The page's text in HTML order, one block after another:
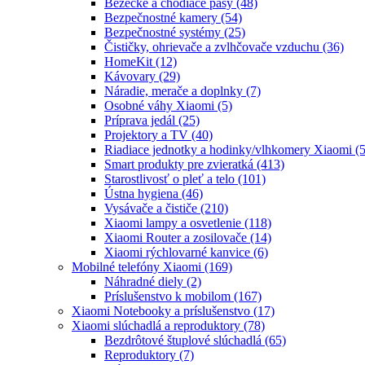
Bežecké a chodiace pásy (48)
Bezpečnostné kamery (54)
Bezpečnostné systémy (25)
Čističky, ohrievače a zvlhčovače vzduchu (36)
HomeKit (12)
Kávovary (29)
Náradie, merače a doplnky (7)
Osobné váhy Xiaomi (5)
Príprava jedál (25)
Projektory a TV (40)
Riadiace jednotky a hodinky/vlhkomery Xiaomi
Smart produkty pre zvieratká (413)
Starostlivosť o pleť a telo (101)
Ústna hygiena (46)
Vysávače a čističe (210)
Xiaomi lampy a osvetlenie (118)
Xiaomi Router a zosilovače (14)
Xiaomi rýchlovarné kanvice (6)
Mobilné telefóny Xiaomi (169)
Náhradné diely (2)
Príslušenstvo k mobilom (167)
Xiaomi Notebooky a príslušenstvo (17)
Xiaomi slúchadlá a reproduktory (78)
Bezdrôtové štuplové slúchadlá (65)
Reproduktory (7)